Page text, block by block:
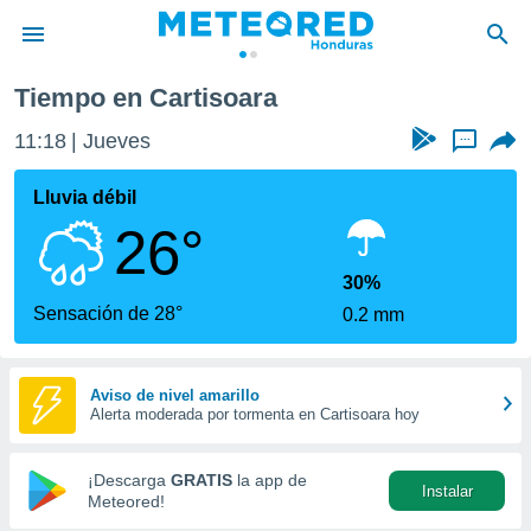
de
ha sido
para
que se
calidad.
a este
las
y
forma
digital
basada
Tiempo en Cartisoara
11:18 Jueves ...
Lluvia débil
26°
Sensación de 28°
30%
0.2 mm
Aviso de nivel amarillo
Alerta moderada por tormenta en Cartisoara hoy
¡Descarga GRATIS la app de
Meteored!
Instalar